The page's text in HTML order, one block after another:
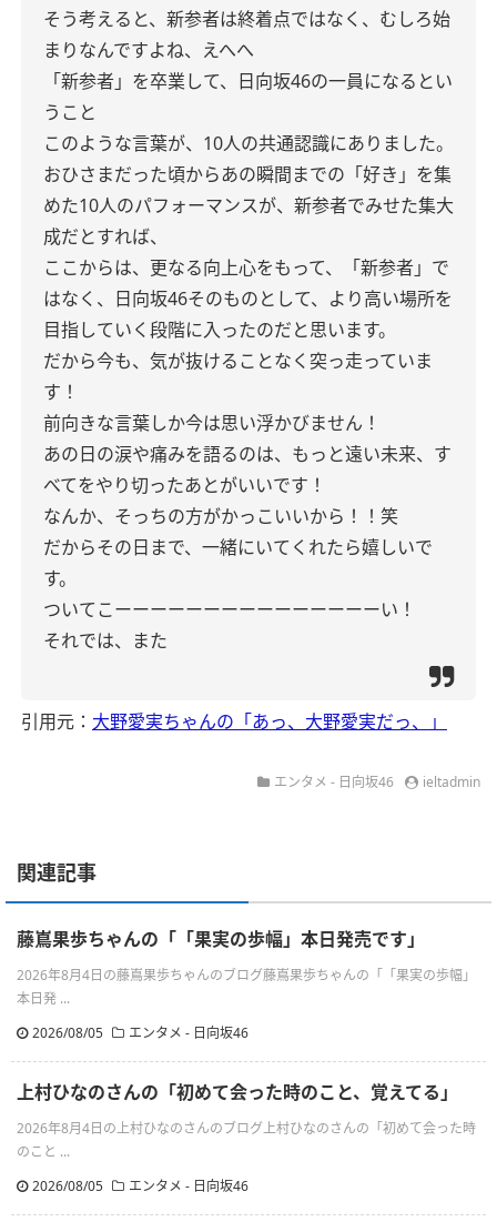
そう考えると、新参者は終着点ではなく、むしろ始
まりなんですよね、えへへ
「新参者」を卒業して、日向坂46の一員になるとい
うこと
このような言葉が、10人の共通認識にありました。
おひさまだった頃からあの瞬間までの「好き」を集
めた10人のパフォーマンスが、新参者でみせた集大
成だとすれば、
ここからは、更なる向上心をもって、「新参者」で
はなく、日向坂46そのものとして、より高い場所を
目指していく段階に入ったのだと思います。
だから今も、気が抜けることなく突っ走っていま
す！
前向きな言葉しか今は思い浮かびません！
あの日の涙や痛みを語るのは、もっと遠い未来、す
べてをやり切ったあとがいいです！
なんか、そっちの方がかっこいいから！！笑
だからその日まで、一緒にいてくれたら嬉しいで
す。
ついてこーーーーーーーーーーーーーーーい！
それでは、また
引用元： 大野愛実ちゃんの「あっ、大野愛実だっ、」
エンタメ - 日向坂46 ieltadmin
関連記事
藤嶌果歩ちゃんの「「果実の歩幅」本日発売です」
2026年8月4日の藤嶌果歩ちゃんのブログ藤嶌果歩ちゃんの「「果実の歩幅」
本日発 ...
2026/08/05
エンタメ - 日向坂46
上村ひなのさんの「初めて会った時のこと、覚えてる」
2026年8月4日の上村ひなのさんのブログ上村ひなのさんの「初めて会った時
のこと ...
2026/08/05
エンタメ - 日向坂46